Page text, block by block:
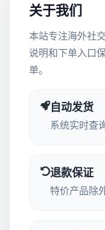
关于我们
本站专注海外社
说明和下单入口
单。
自动发货
系统实时查
退款保证
特价产品除